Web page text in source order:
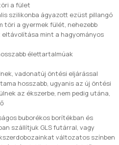
a fület
szilikonba ágyazott ezüst pillangó
töri a gyermek fülét, nehezebb
mint a hagyományos
élettartalmúak
vadonatúj öntési eljárással
hosszabb, ugyanis az új öntési
az ékszerbe, nem pedig utána,
buborékos borítékban és
szállítjuk GLS futárral, vagy
változatos színben